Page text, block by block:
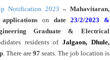
Notification 2023 – Mahavitaran,
applications on date
23/2/2023 &
Graduate & Electrical
residents of Jalgaon, Dhule,
.There are 97seats. The job location is